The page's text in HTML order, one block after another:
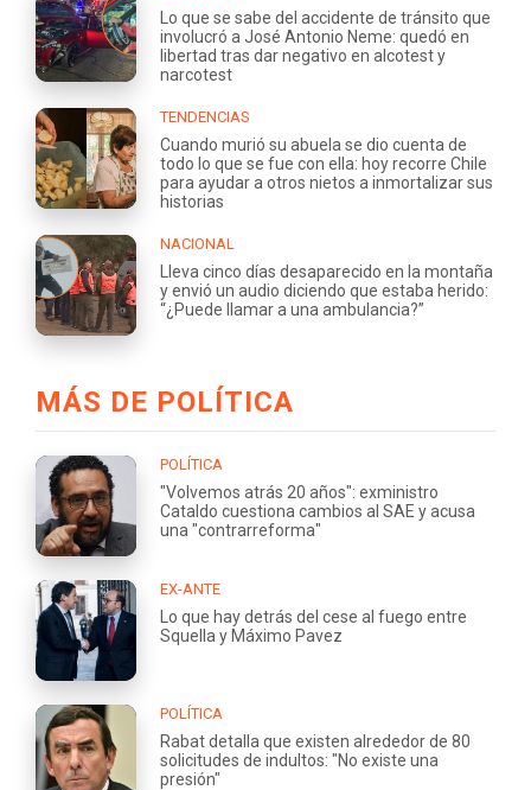
Lo que se sabe del accidente de tránsito que
involucró a José Antonio Neme: quedó en
libertad tras dar negativo en alcotest y
narcotest
TENDENCIAS
Cuando murió su abuela se dio cuenta de
todo lo que se fue con ella: hoy recorre Chile
para ayudar a otros nietos a inmortalizar sus
historias
NACIONAL
Lleva cinco días desaparecido en la montaña
y envió un audio diciendo que estaba herido:
“¿Puede llamar a una ambulancia?”
MÁS DE POLÍTICA
POLÍTICA
"Volvemos atrás 20 años": exministro
Cataldo cuestiona cambios al SAE y acusa
una "contrarreforma"
EX-ANTE
Lo que hay detrás del cese al fuego entre
Squella y Máximo Pavez
POLÍTICA
Rabat detalla que existen alrededor de 80
solicitudes de indultos: "No existe una
presión"